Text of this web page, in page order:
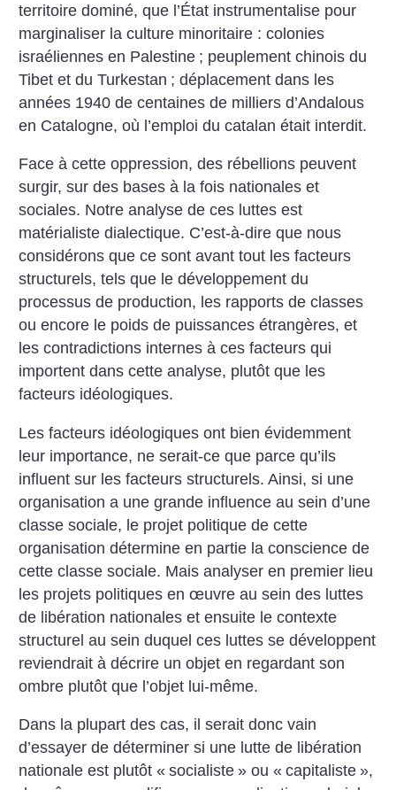
territoire dominé, que l’État instrumentalise pour
marginaliser la culture minoritaire : colonies
israéliennes en Palestine ; peuplement chinois du
Tibet et du Turkestan ; déplacement dans les
années 1940 de centaines de milliers d’Andalous
en Catalogne, où l’emploi du catalan était interdit.
Face à cette oppression, des rébellions peuvent
surgir, sur des bases à la fois nationales et
sociales. Notre analyse de ces luttes est
matérialiste dialectique. C’est-à-dire que nous
considérons que ce sont avant tout les facteurs
structurels, tels que le développement du
processus de production, les rapports de classes
ou encore le poids de puissances étrangères, et
les contradictions internes à ces facteurs qui
importent dans cette analyse, plutôt que les
facteurs idéologiques.
Les facteurs idéologiques ont bien évidemment
leur importance, ne serait-ce que parce qu’ils
influent sur les facteurs structurels. Ainsi, si une
organisation a une grande influence au sein d’une
classe sociale, le projet politique de cette
organisation détermine en partie la conscience de
cette classe sociale. Mais analyser en premier lieu
les projets politiques en œuvre au sein des luttes
de libération nationales et ensuite le contexte
structurel au sein duquel ces luttes se développent
reviendrait à décrire un objet en regardant son
ombre plutôt que l’objet lui-même.
Dans la plupart des cas, il serait donc vain
d’essayer de déterminer si une lutte de libération
nationale est plutôt « socialiste » ou « capitaliste »,